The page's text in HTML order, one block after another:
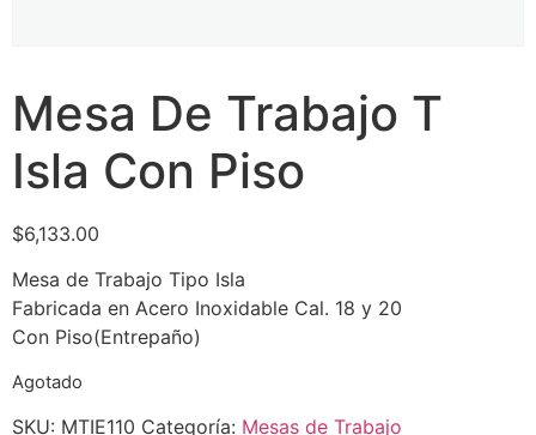
Mesa De Trabajo T
Isla Con Piso
$6,133.00
Mesa de Trabajo Tipo Isla
Fabricada en Acero Inoxidable Cal. 18 y 20
Con Piso(Entrepaño)
Agotado
SKU: MTIE110 Categoría: Mesas de Trabajo